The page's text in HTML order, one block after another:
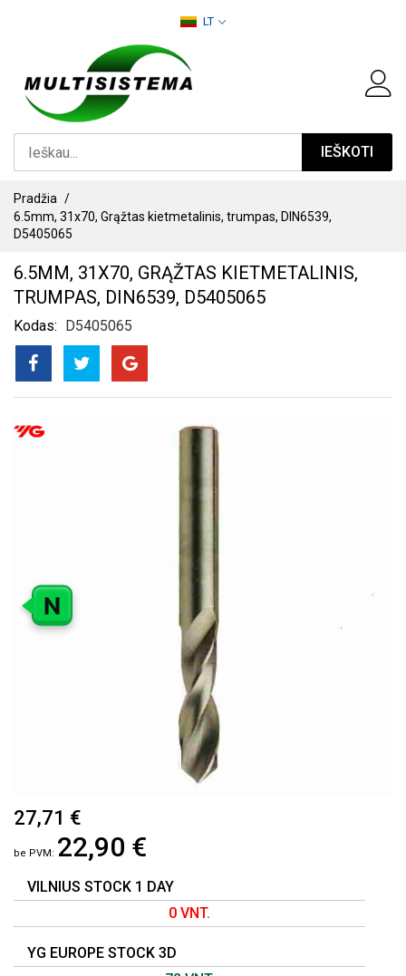
LT
IEŠKOTI
Pradžia
6.5mm, 31x70, Grąžtas kietmetalinis, trumpas, DIN6539,
D5405065
6.5MM, 31X70, GRĄŽTAS KIETMETALINIS,
TRUMPAS, DIN6539, D5405065
Kodas D5405065
PEREITI
N
Į
PAVEIKSLĖLIŲ
PRADŽIĄ
27,71 €
22,90 €
VILNIUS STOCK 1 DAY
0 VNT.
YG EUROPE STOCK 3D